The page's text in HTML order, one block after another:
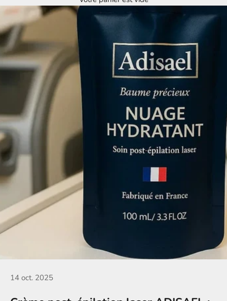
14 oct. 2025